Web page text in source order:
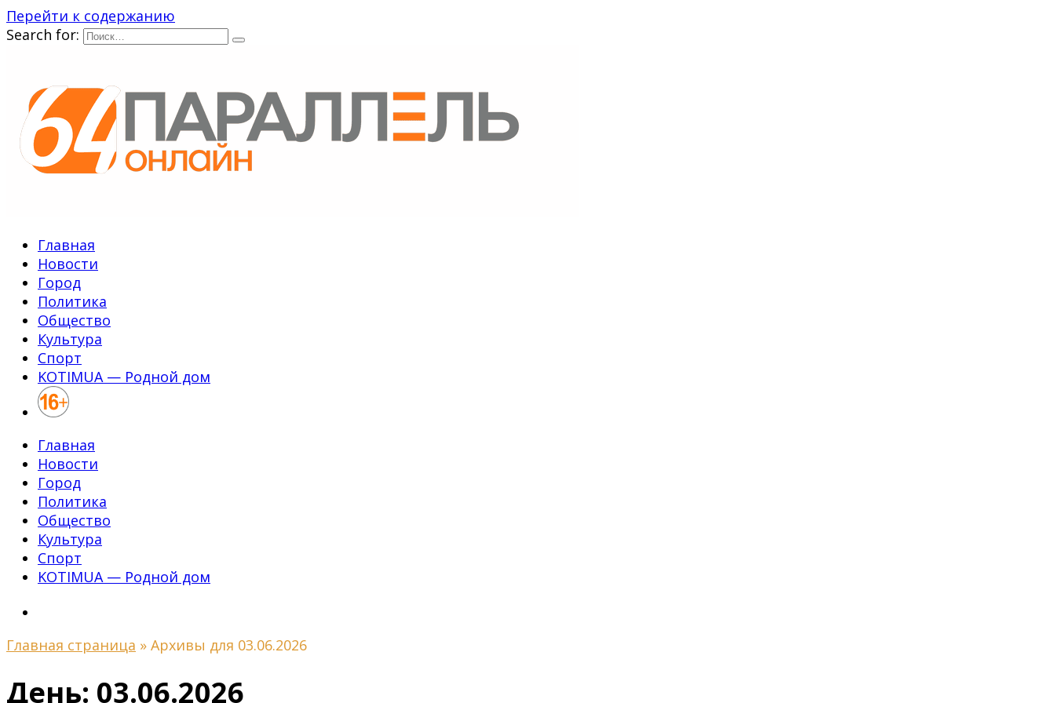
Перейти к содержанию
Search for:
Главная
Новости
Город
Политика
Общество
Культура
Спорт
KOTIMUA — Родной дом
Главная
Новости
Город
Политика
Общество
Культура
Спорт
KOTIMUA — Родной дом
Главная страница » Архивы для 03.06.2026
День: 03.06.2026